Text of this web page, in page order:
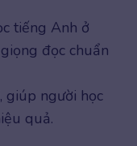
tiếng Anh ở
đọc chuẩn
giúp người học
quả.